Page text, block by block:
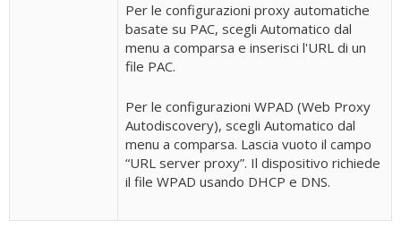
Per le configurazioni proxy automatiche
basate su PAC, scegli Automatico dal
menu a comparsa e inserisci l'URL di un
file PAC.
Per le configurazioni WPAD (Web Proxy
Autodiscovery), scegli Automatico dal
menu a comparsa. Lascia vuoto il campo
“URL server proxy”. Il dispositivo richiede
il file WPAD usando DHCP e DNS.